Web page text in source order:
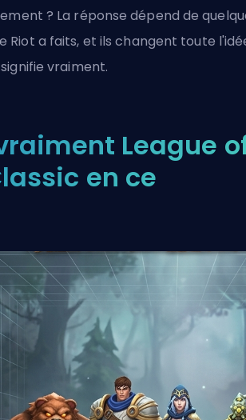
? La réponse dépend de
Riot a faits, et ils changent toute
vraiment.
League
en ce